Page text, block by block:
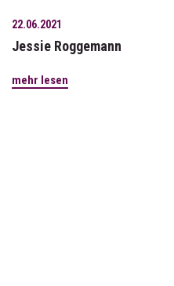
22.06.2021
Jessie Roggemann
mehr lesen